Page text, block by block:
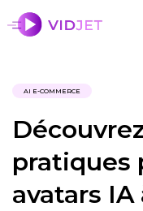
AI E-COMMERCE
pratiques
avatars